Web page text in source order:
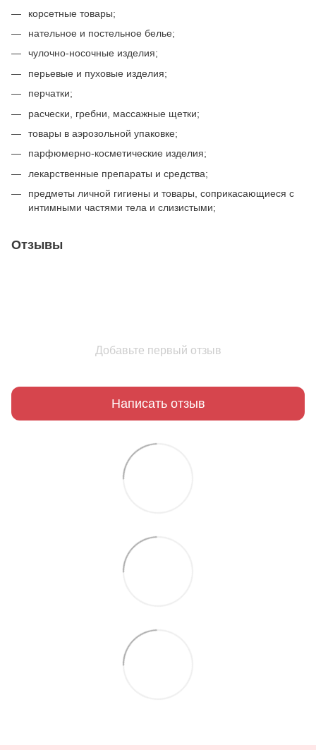
корсетные товары;
нательное и постельное белье;
чулочно-носочные изделия;
перьевые и пуховые изделия;
перчатки;
расчески, гребни, массажные щетки;
товары в аэрозольной упаковке;
парфюмерно-косметические изделия;
лекарственные препараты и средства;
предметы личной гигиены и товары, соприкасающиеся с
интимными частями тела и слизистыми;
Отзывы
Добавьте первый отзыв
Написать отзыв